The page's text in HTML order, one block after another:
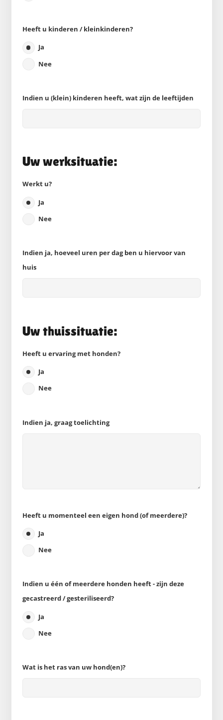
Heeft u kinderen / kleinkinderen?
Ja
Nee
Indien u (klein) kinderen heeft, wat zijn de leeftijden
Uw werksituatie:
Werkt u?
Ja
Nee
Indien ja, hoeveel uren per dag ben u hiervoor van
huis
Uw thuissituatie:
Heeft u ervaring met honden?
Ja
Nee
Indien ja, graag toelichting
Heeft u momenteel een eigen hond (of meerdere)?
Ja
Nee
Indien u één of meerdere honden heeft - zijn deze
gecastreerd / gesteriliseerd?
Ja
Nee
Wat is het ras van uw hond(en)?